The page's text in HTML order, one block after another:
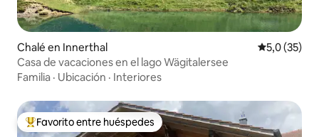
Chalé en Innerthal Calificación
5,0 (35)
Casa de vacaciones en el lago Wägitalersee
Familia · Ubicación · Interiores
Favorito entre los huéspedes más destacados
Favorito entre huéspedes